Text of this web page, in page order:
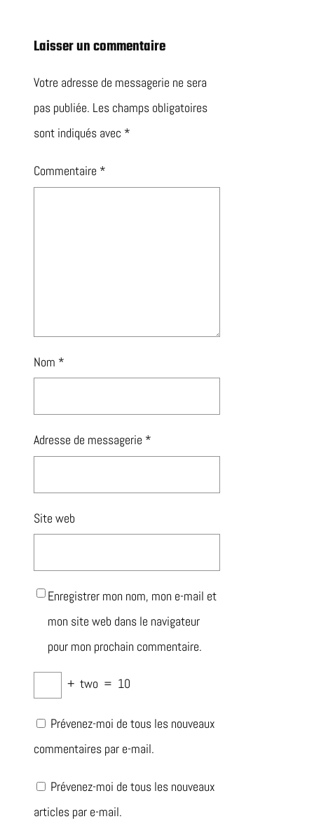
Laisser un commentaire
Votre adresse de messagerie ne sera
pas publiée. Les champs obligatoires
sont indiqués avec *
Commentaire *
Nom *
Adresse de messagerie *
Site web
Enregistrer mon nom, mon e-mail et
mon site web dans le navigateur
pour mon prochain commentaire.
+ two = 10
Prévenez-moi de tous les nouveaux
commentaires par e-mail.
Prévenez-moi de tous les nouveaux
articles par e-mail.